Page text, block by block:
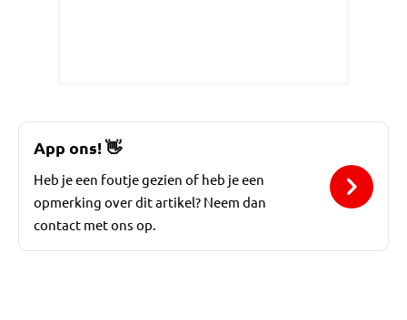
App ons!👋
Heb je een foutje gezien of heb je een
opmerking over dit artikel? Neem dan
contact met ons op.